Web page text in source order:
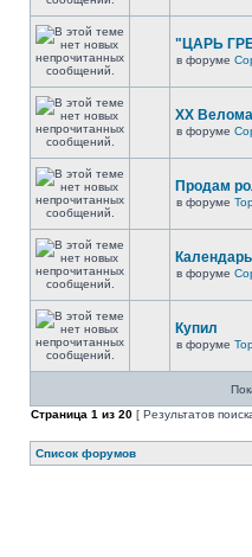
"ЦАРЬ
в форуме
XX
в форуме
Продам
в форуме
в форуме
Купил
в форуме
Страница 1 из 20 [ Результатов
Список форумов